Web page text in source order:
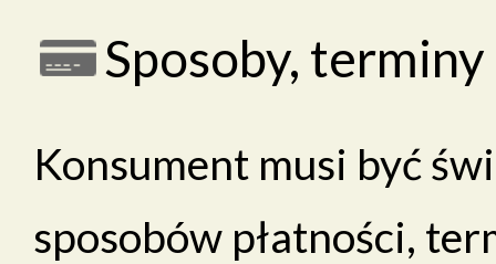
Sposoby,
Konsument musi być
sposobów płatności,